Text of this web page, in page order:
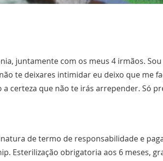
juntamente com os meus 4 irmãos.
te deixares intimidar eu deixo que me
certeza que não te irás arrepender. Só
de termo de responsabilidade e
Esterilização obrigatoria aos 6 meses,